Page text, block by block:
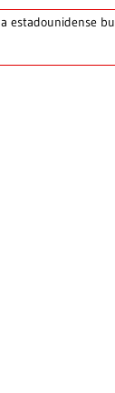
estadounidense